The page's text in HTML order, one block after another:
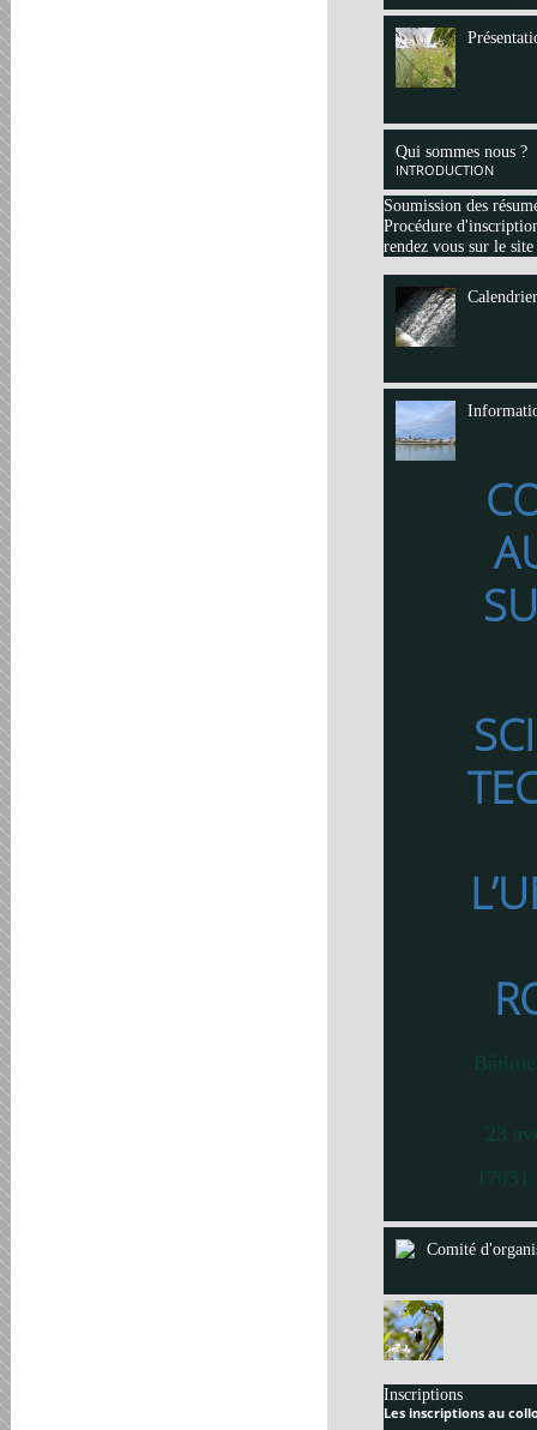
Qui sommes nous ?
INTRODUCTION
Soumission des
Procédure
rendez vous sur le
Calendrier
23
Comité
Inscriptions
Les inscriptions au